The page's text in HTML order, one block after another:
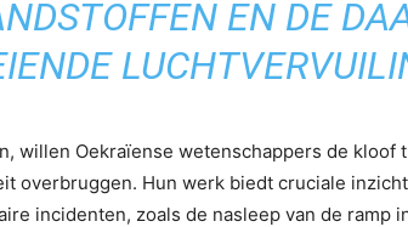
EN DE
willen Oekraïense wetenschappers de kloof
overbruggen. Hun werk biedt cruciale
incidenten, zoals de nasleep van de ramp